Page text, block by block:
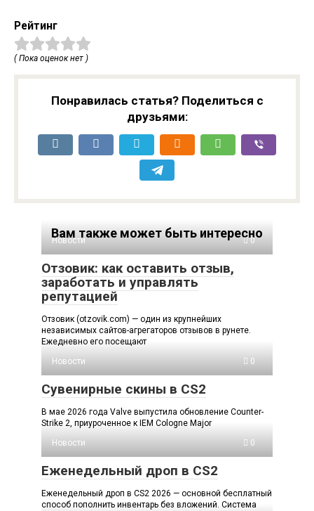
Рейтинг
( Пока оценок нет )
Понравилась статья? Поделиться с
друзьями:
Вам также может быть интересно
Новости 0
Отзовик: как оставить отзыв,
заработать и управлять
репутацией
Отзовик (otzovik.com) — один из крупнейших
независимых сайтов-агрегаторов отзывов в рунете.
Ежедневно его посещают
Новости
0
Сувенирные скины в CS2
В мае 2026 года Valve выпустила обновление Counter-
Strike 2, приуроченное к IEM Cologne Major
Новости
0
Еженедельный дроп в CS2
Еженедельный дроп в CS2 2026 — основной бесплатный
способ пополнить инвентарь без вложений. Система